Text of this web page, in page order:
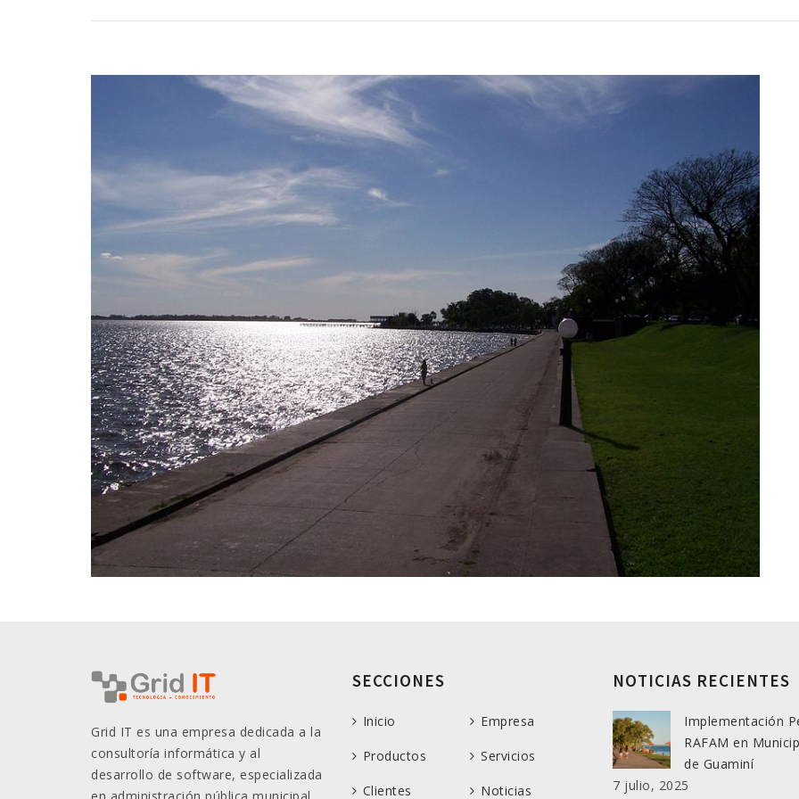
Grid IT es una empresa dedicada a la
consultoría informática y al
desarrollo de software, especializada
SECCIONES
Inicio Empresa
Productos Servicios
Clientes Noticias
NOTICIAS RECIENTES
Implementación
RAFAM en
de Guaminí
7 julio, 2025